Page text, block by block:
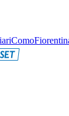
Como